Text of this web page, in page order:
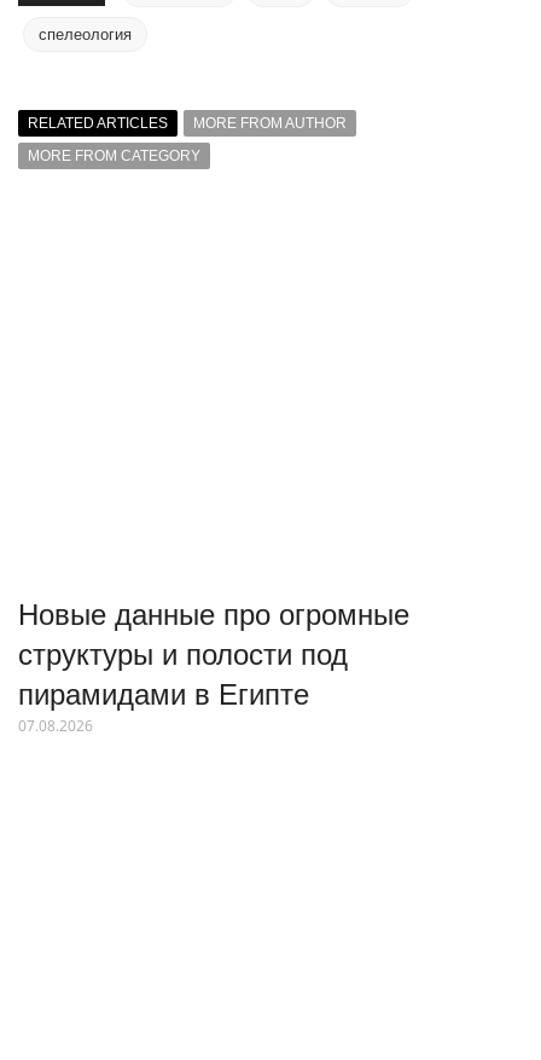
спелеология
RELATED ARTICLES
MORE FROM AUTHOR
MORE FROM CATEGORY
Новые данные про огромные
структуры и полости под
пирамидами в Египте
07.08.2026